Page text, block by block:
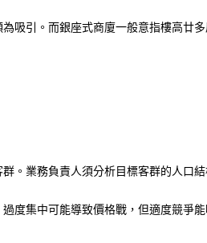
吸引。而銀座式商廈一般意指樓高廿
。業務負責人須分析目標客群的人口
度集中可能導致價格戰，但適度競爭能